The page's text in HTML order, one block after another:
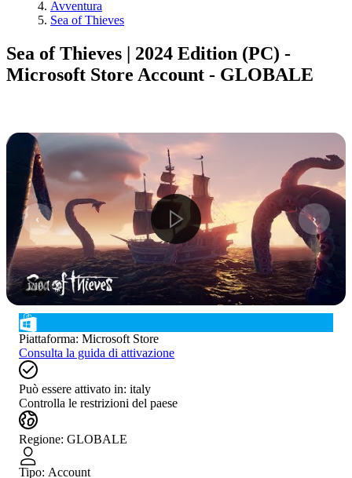
Avventura
Sea of Thieves
Sea of Thieves | 2024 Edition (PC) -
Microsoft Store Account - GLOBALE
1/10
Piattaforma: Microsoft Store
Consulta la guida di attivazione
Può essere attivato in: italy
Controlla le restrizioni del paese
Regione: GLOBALE
Tipo: Account